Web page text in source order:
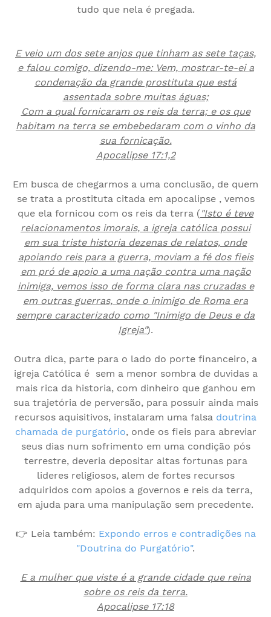
tudo que nela é pregada.
E veio um dos sete anjos que tinham as sete taças,
e falou comigo, dizendo-me: Vem, mostrar-te-ei a
condenação da grande prostituta que está
assentada sobre muitas águas;
Com a qual fornicaram os reis da terra; e os que
habitam na terra se embebedaram com o vinho da
sua fornicação.
Apocalipse 17:1,2
Em busca de chegarmos a uma conclusão, de quem
se trata a prostituta citada em apocalipse , vemos
que ela fornicou com os reis da terra ( "Isto é teve
relacionamentos imorais, a igreja católica possui
em sua triste historia dezenas de relatos, onde
apoiando reis para a guerra, moviam a fé dos fieis
em pró de apoio a uma nação contra uma nação
inimiga, vemos isso de forma clara nas cruzadas e
em outras guerras, onde o inimigo de Roma era
sempre caracterizado como "Inimigo de Deus e da
Igreja").
Outra dica, parte para o lado do porte financeiro, a
igreja Católica é sem a menor sombra de duvidas a
mais rica da historia, com dinheiro que ganhou em
sua trajetória de perversão, para possuir ainda mais
recursos aquisitivos, instalaram uma falsa doutrina
chamada de purgatório, onde os fieis para abreviar
seus dias num sofrimento em uma condição pós
terrestre, deveria depositar altas fortunas para
lideres religiosos, alem de fortes recursos
adquiridos com apoios a governos e reis da terra,
em ajuda para uma manipulação sem precedente.
👉 Leia também: Expondo erros e contradições na
"Doutrina do Purgatório".
E a mulher que viste é a grande cidade que reina
sobre os reis da terra.
Apocalipse 17:18